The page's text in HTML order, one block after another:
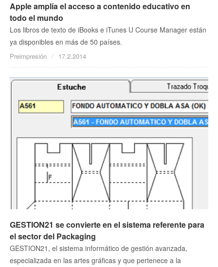
Apple amplía el acceso a contenido educativo en
todo el mundo
Los libros de texto de iBooks e iTunes U Course Manager están
ya disponibles en más de 50 países.
Preimpresión 17.2.2014
GESTION21 se convierte en el sistema referente para
el sector del Packaging
GESTION21, el sistema informático de gestión avanzada,
especializada en las artes gráficas y que pertenece a la